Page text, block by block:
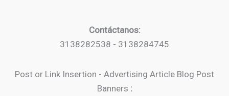
Contáctanos:
3138282538 - 3138284745
Post or Link Insertion - Advertising Article Blog Post
Banners :